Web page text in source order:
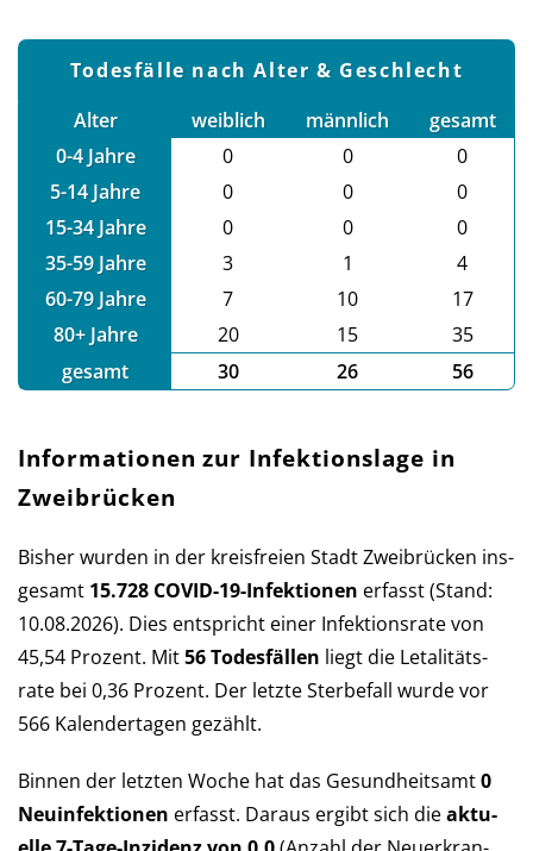
Todesfälle nach Alter & Geschlecht
Alter
weiblich männlich
gesamt
0-4 Jahre
0 0
0
5-14 Jahre
0 0
0
15-34 Jahre
0 0
0
35-59 Jahre
3 1
4
60-79 Jahre
7 10
17
80+ Jahre
20 15
35
gesamt
30 26 56
Informationen zur Infektionslage in
Zweibrücken
Bisher wurden in der kreis­freien Stadt Zweibrücken ins­
ge­samt 15.728 COVID-19-Infek­tio­nen er­fasst (Stand:
10.08.2026). Dies ent­spricht einer Infek­tions­rate von
45,54 Pro­zent. Mit56 Todes­fällen liegt die Let­a­li­täts­
rate bei 0,36 Pro­zent. Der letzte Sterbe­fall wurde vor
566 Kalender­tagen gezählt.
Binnen der letzten Woche hat das Ge­sund­heits­amt0
Neu­in­fek­tio­nen er­fasst. Daraus er­gibt sich dieaktu­